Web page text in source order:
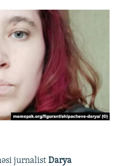
jurnalist Darya